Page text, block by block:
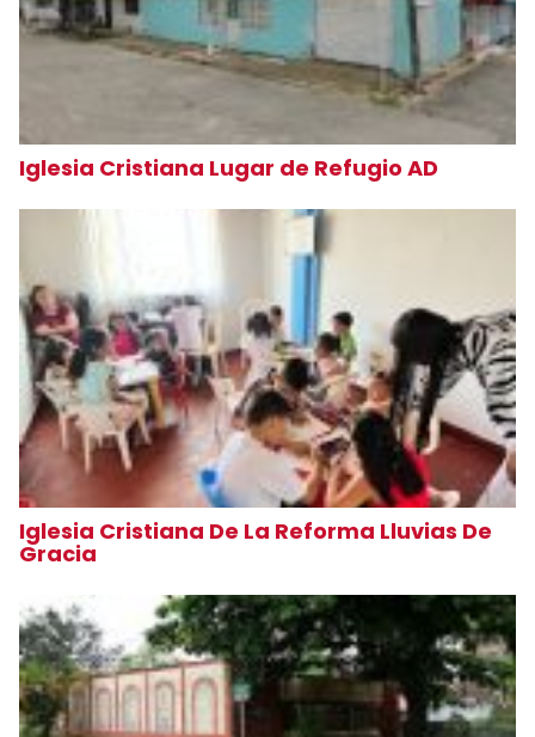
Iglesia Cristiana Lugar de Refugio AD
Iglesia Cristiana De La Reforma Lluvias De
Gracia